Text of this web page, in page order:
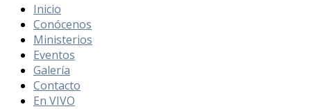
Inicio
Conócenos
Ministerios
Eventos
Galería
Contacto
En VIVO